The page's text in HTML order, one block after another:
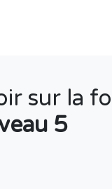
sur la
5